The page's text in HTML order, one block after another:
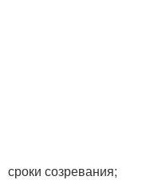
сроки созревания;